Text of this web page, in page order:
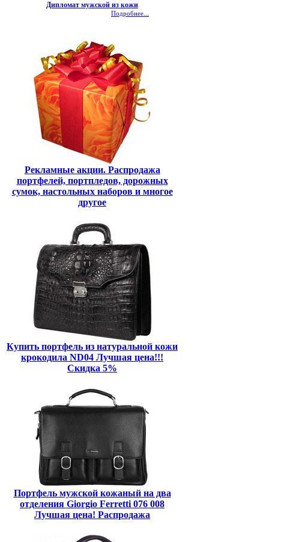
Дипломат мужской из кожи
Подробнее...
Рекламные акции. Распродажа
портфелей, портпледов, дорожных
сумок, настольных наборов и многое
другое
Купить портфель из натуральной кожи
крокодила ND04 Лучшая цена!!!
Скидка 5%
Портфель мужской кожаный на два
отделения Giorgio Ferretti 076 008
Лучшая цена! Распродажа